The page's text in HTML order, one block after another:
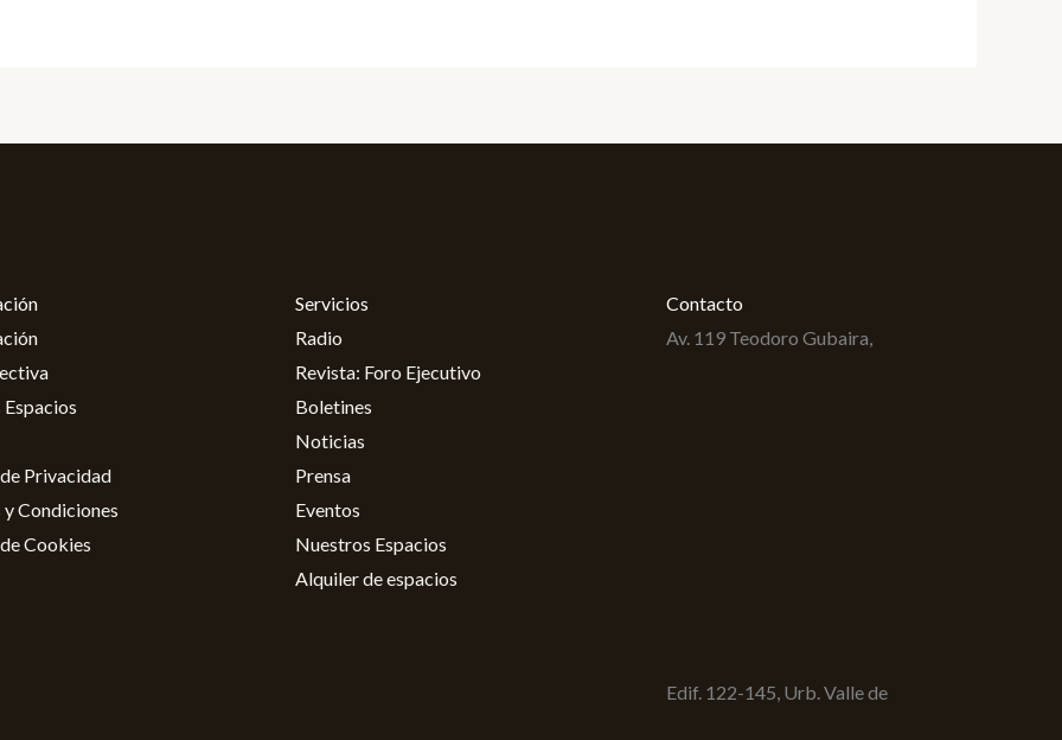
Privacidad
Condiciones
Cookies
Servicios
Radio
Revista: Foro Ejecutivo
Boletines
Noticias
Prensa
Eventos
Nuestros Espacios
Alquiler de espacios
Contacto
Av. 119 Teodoro Gubaira,
Edif. 122-145, Urb. Valle de